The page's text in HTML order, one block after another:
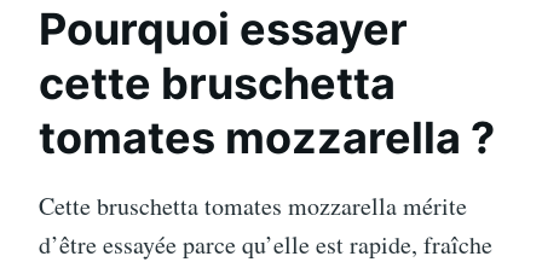
Pourquoi essayer
cette bruschetta
tomates mozzarella ?
Cette bruschetta tomates mozzarella mérite
d’être essayée parce qu’elle est rapide, fraîche